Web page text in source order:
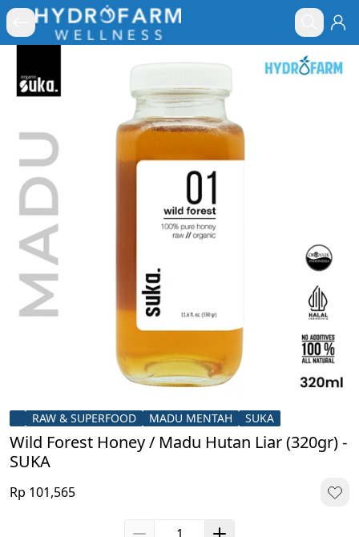
RAW & SUPERFOOD MADU MENTAH SUKA
Wild Forest Honey / Madu Hutan Liar (320gr) -
SUKA
Rp 101,565